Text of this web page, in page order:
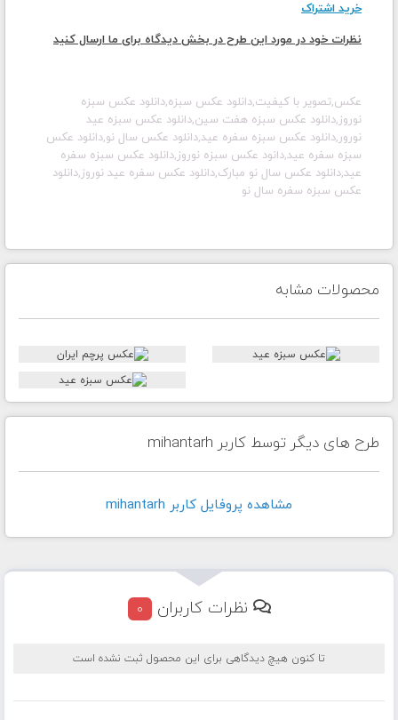
خرید اشتراک
نظرات خود در مورد این طرح در بخش دیدگاه برای ما ارسال کنید
عکس,تصویر با کیفیت,دانلود عکس سبزه,دانلود عکس سبزه
نوروز,دانلود عکس سبزه هفت سین,دانلود عکس سبزه عید
نورور,دانلود عکس سبزه سفره عید,دانلود عکس سال نو,دانلود عکس
سبزه سفره عید,دانود عکس سبزه نوروز,دانلود عکس سبزه سفره
عید,دانلود عکس سال نو مبارک,دانلود عکس سفره عید نوروز,دانلود
عکس سبزه سفره سال نو
محصولات مشابه
طرح های دیگر توسط کاربر mihantarh
مشاهده پروفايل کاربر mihantarh
نظرات کاربران 0
تا کنون هیچ دیدگاهی برای این محصول ثبت نشده است